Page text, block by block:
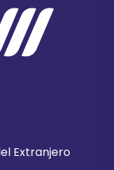
Extranjero